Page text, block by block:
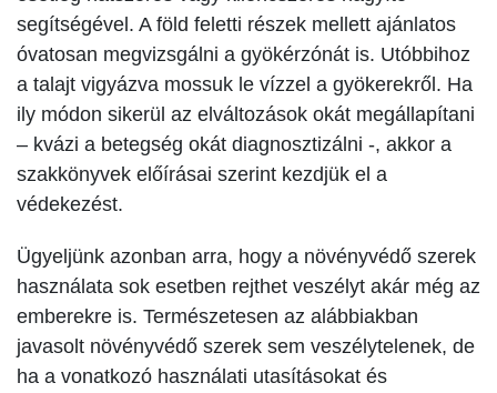
segítségével. A föld feletti részek mellett ajánlatos
óvatosan megvizsgálni a gyökérzónát is. Utóbbihoz
a talajt vigyázva mossuk le vízzel a gyökerekről. Ha
ily módon sikerül az elváltozások okát megállapítani
– kvázi a betegség okát diagnosztizálni -, akkor a
szakkönyvek előírásai szerint kezdjük el a
védekezést.
Ügyeljünk azonban arra, hogy a növényvédő szerek
használata sok esetben rejthet veszélyt akár még az
emberekre is. Természetesen az alábbiakban
javasolt növényvédő szerek sem veszélytelenek, de
ha a vonatkozó használati utasításokat és